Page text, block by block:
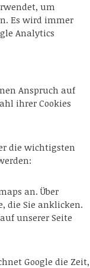
um
Es wird immer
Analytics
Anspruch auf
ihrer Cookies
die wichtigsten
an. Über
die Sie anklicken.
unserer Seite
Google die Zeit,